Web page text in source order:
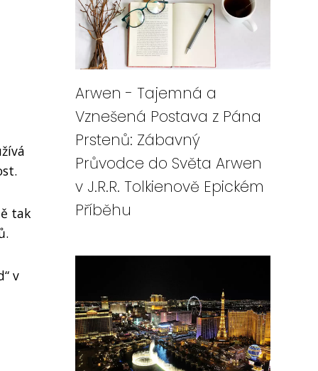
tak
v
Arwen - Tajemná a
Vznešená Postava z Pána
Prstenů: Zábavný
Průvodce do Světa Arwen
v J.R.R. Tolkienově Epickém
Příběhu